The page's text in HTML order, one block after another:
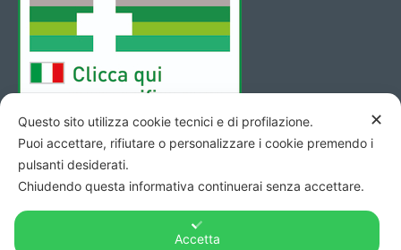
✕
Questo sito utilizza cookie tecnici e di profilazione.
Puoi accettare, rifiutare o personalizzare i cookie premendo i
pulsanti desiderati.
Chiudendo questa informativa continuerai senza accettare.
Accetta